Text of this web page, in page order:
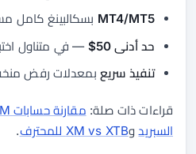
MT4/MT5 بسكالبينغ كامل
حد أدنى 50$
— في متناول
تنفيذ سريع بمعدلات رفض
قراءات ذات صلة: مقارنة حسابات XM
السبريدوXM vs XTB للمحترف .